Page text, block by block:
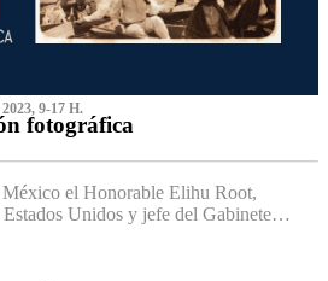
9-17 H.
fotográfica
el Honorable Elihu Root,
Estados Unidos y jefe del Gabinete…